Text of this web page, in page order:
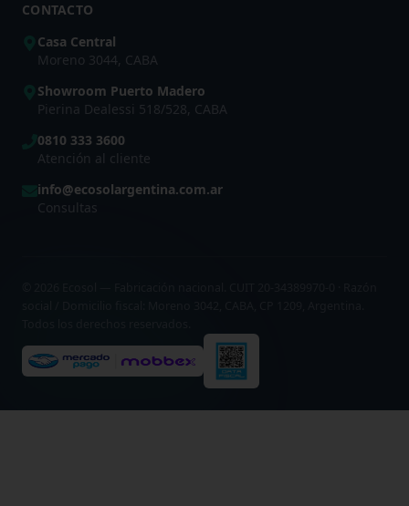
CONTACTO
Casa Central
Moreno 3044, CABA
Showroom Puerto Madero
Pierina Dealessi 518/528, CABA
0810 333 3600
Atención al cliente
info@ecosolargentina.com.ar
Consultas